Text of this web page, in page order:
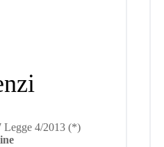
Legge 4/2013 (*)